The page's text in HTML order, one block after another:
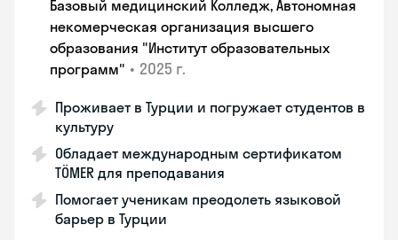
Базовый медицинский Колледж, Автономная
некомерческая организация высшего
образования "Институт образовательных
программ" • 2025 г.
Проживает в Турции и погружает студентов в
культуру
Обладает международным сертификатом
TÖMER для преподавания
Помогает ученикам преодолеть языковой
барьер в Турции